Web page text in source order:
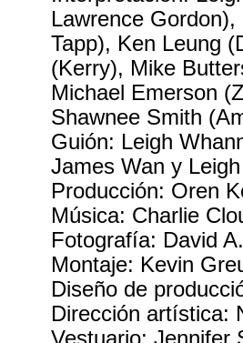
Lawrence
Tapp), Ken Leung
(Kerry), Mike
Michael Emerson
Shawnee Smith
Guión: Leigh
James Wan y Leigh
Producción: Oren
Música: Charlie
Fotografía: David
Montaje: Kevin
Diseño de
Dirección artística: